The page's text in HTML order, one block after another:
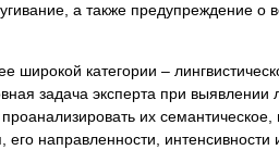
Медицинская
заключение
Строительная
а также предупреждение о
категории –
задача эксперта при выявлении
их
направленности,